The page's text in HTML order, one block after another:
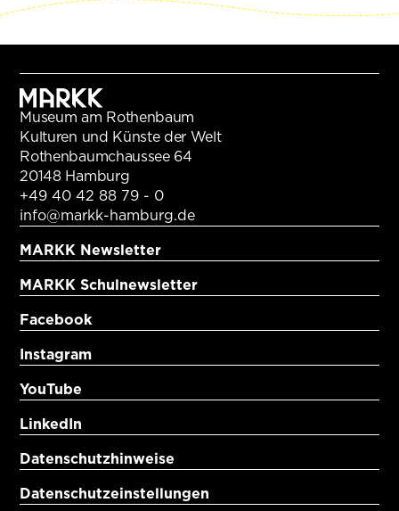
Museum am Rothenbaum
Kulturen und Künste der Welt
Rothenbaumchaussee 64
20148 Hamburg
+49 40 42 88 79 - 0
info@markk-hamburg.de
MARKK Newsletter
MARKK Schulnewsletter
Facebook
Instagram
YouTube
LinkedIn
Datenschutzhinweise
Datenschutzeinstellungen